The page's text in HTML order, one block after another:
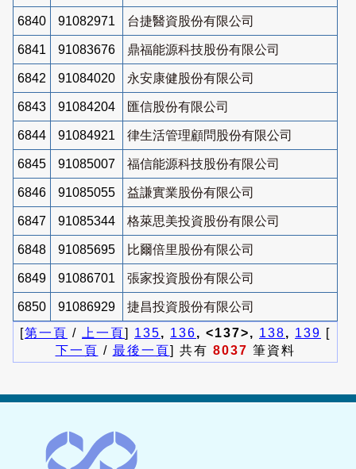
6840 91082971 台捷醫資股份有限公司
6841 91083676 鼎福能源科技股份有限公司
6842 91084020 永安康健股份有限公司
6843 91084204 匯信股份有限公司
6844 91084921 律生活管理顧問股份有限公司
6845 91085007 福信能源科技股份有限公司
6846 91085055 益謙實業股份有限公司
6847 91085344 格萊思美投資股份有限公司
6848 91085695 比爾倍里股份有限公司
6849 91086701 張家投資股份有限公司
6850 91086929
捷昌投資股份有限公司
[第一頁 / 上一頁] 135, 136, <137>, 138, 139 [
下一頁 / 最後一頁] 共有 8037 筆資料